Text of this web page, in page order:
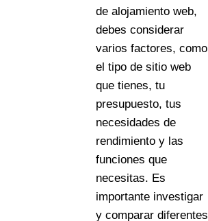
de alojamiento web,
debes considerar
varios factores, como
el tipo de sitio web
que tienes, tu
presupuesto, tus
necesidades de
rendimiento y las
funciones que
necesitas. Es
importante investigar
y comparar diferentes